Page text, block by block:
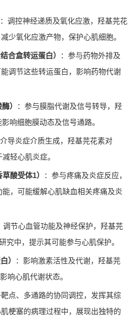
：调控神经递质及氧化应激，羟基芫花
少氧化应激产物，保护心肌细胞。
合盒转运蛋白）
：参与药物外排及
调节这些转运蛋白，影响药物代谢
）
：参与膜脂代谢及信号转导，羟
响细胞膜动态及信号通路。
导炎症介质生成，羟基芫花素对
轻心肌炎症。
酸受体1）
：参与疼痛及炎症反应，
，可能缓解心肌缺血相关疼痛及炎
调节心血管功能及神经保护，羟基芫
究中，提示其可能参与心肌保护。
）
：影响激素活性及代谢，羟基芫
响心肌代谢状态。
点、多通路的协同调控，发挥其综
梗塞的病理过程中，展现出独特的